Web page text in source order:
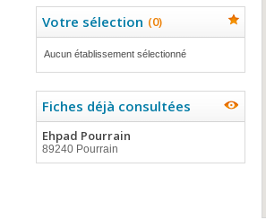
Votre sélection (0)
Aucun établissement sélectionné
Fiches déjà consultées
Ehpad Pourrain
89240 Pourrain